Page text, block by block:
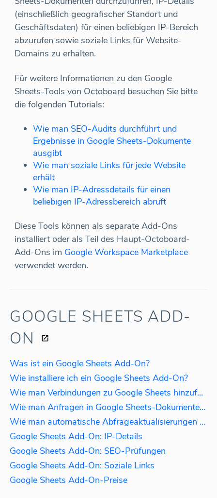
(einschließlich geografischer Standort und
Geschäftsdaten) für einen beliebigen IP-Bereich
abzurufen sowie soziale Links für Website-
Domains zu erhalten.
Für weitere Informationen zu den Google
Sheets-Tools von Octoboard besuchen Sie bitte
die folgenden Tutorials:
Wie man SEO-Audits durchführt und
Ergebnisse in Google Sheets-Dokumente
ausgibt
Wie man soziale Links für jede Website
erhält
Wie man IP-Adressdetails für einen
beliebigen IP-Adressbereich abruft
Diese Tools können als separate Add-Ons
installiert oder als Teil des Haupt-Octoboard-
Add-Ons im Google Workspace Marketplace
verwendet werden.
GOOGLE SHEETS ADD-
ON
Was ist ein Google Sheets Add-On?
Wie installiere ich ein Google Sheets Add-On?
Wie man Verbindungen zu Google Sheets hinzufügt
Wie man Anfragen in Google Sheets-Dokumenten verwaltet
Wie man automatische Abfrageaktualisierungen plant
Google Sheets Add-On: IP-Details
Google Sheets Add-On: SEO-Prüfungen
Google Sheets Add-On: Soziale Links
Google Sheets Add-On-Preise